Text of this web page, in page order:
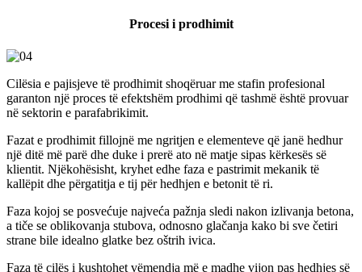
Procesi i prodhimit
Cilësia e pajisjeve të prodhimit shoqëruar me stafin profesional
garanton një proces të efektshëm prodhimi që tashmë është provuar
në sektorin e parafabrikimit.
Fazat e prodhimit fillojnë me ngritjen e elementeve që janë hedhur
një ditë më parë dhe duke i prerë ato në matje sipas kërkesës së
klientit. Njëkohësisht, kryhet edhe faza e pastrimit mekanik të
kallëpit dhe përgatitja e tij për hedhjen e betonit të ri.
Faza kojoj se posvećuje najveća pažnja sledi nakon izlivanja betona,
a tiče se oblikovanja stubova, odnosno glačanja kako bi sve četiri
strane bile idealno glatke bez oštrih ivica.
Faza të cilës i kushtohet vëmendja më e madhe vijon pas hedhjes së